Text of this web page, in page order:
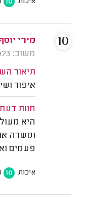
מירי
משוב: 04/06/2023
תיאור
איפור
חוות
היא
ומשרה
פעמים
איכות 10
10